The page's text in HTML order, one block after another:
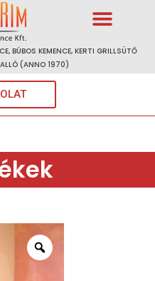
BÚBOS KEMENCE, KERTI GRILLSÜTŐ
(ANNO 1970)